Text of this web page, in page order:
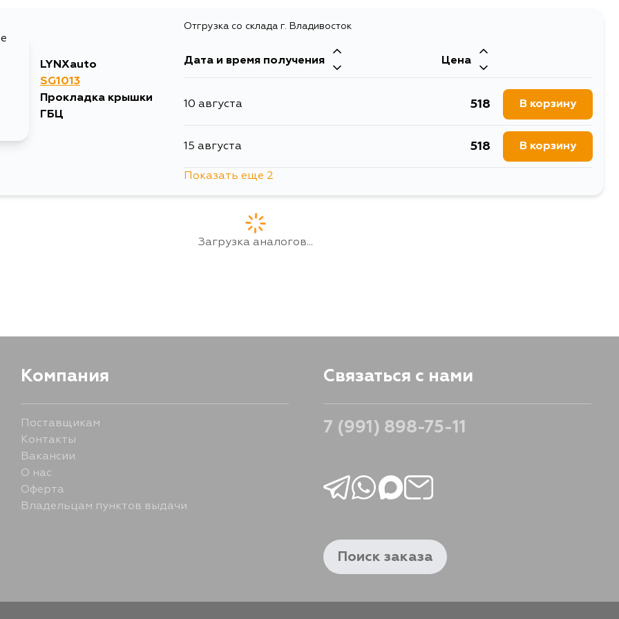
LYNXauto
SG1013
Прокладка крышки
ГБЦ
Отгрузка со склада г. Владивосток
Дата и время получения Цена
10 августа 518 В корзину
15 августа 518 В корзину
Показать еще 2
Загрузка аналогов...
Компания
Поставщикам
Контакты
Вакансии
О нас
Оферта
Владельцам пунктов выдачи
Связаться с нами
7 (991) 898-75-11
Поиск заказа